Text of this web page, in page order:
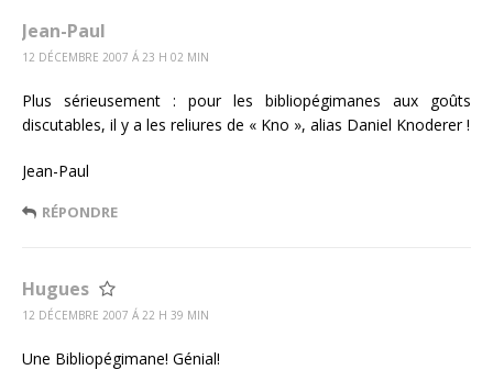
Jean-Paul
12 DÉCEMBRE 2007 Á 23 H 02 MIN
Plus sérieusement : pour les bibliopégimanes aux goûts
discutables, il y a les reliures de « Kno », alias Daniel Knoderer !
Jean-Paul
RÉPONDRE
Hugues
12 DÉCEMBRE 2007 Á 22 H 39 MIN
Une Bibliopégimane! Génial!